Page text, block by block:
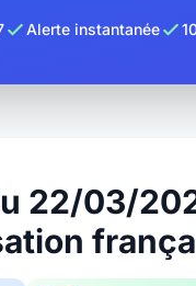
Alerte instantanée
22/03/